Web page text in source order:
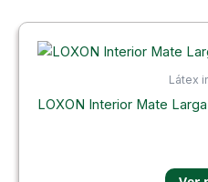
Látex
LOXON Interior Mate